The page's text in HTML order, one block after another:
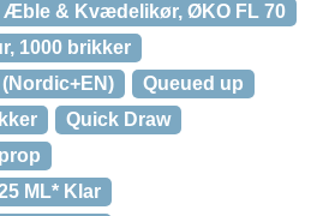
Æble & Kvædelikør, ØKO FL 70
1000 brikker
Queued up
Quick Draw
ML* Klar